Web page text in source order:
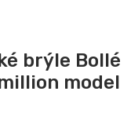
brýle Bollé
model